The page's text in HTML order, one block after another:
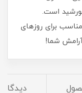
است.
برای روزهای
شما!